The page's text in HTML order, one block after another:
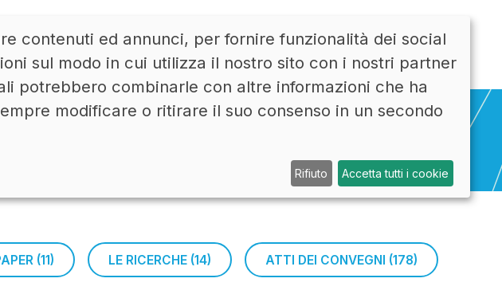
LINKEDIN CONTATTI ENG
(11) LE RICERCHE (14) ATTI DEI CONVEGNI (178)
contenuti ed annunci, per fornire funzionalità dei social
sul modo in cui utilizza il nostro sito con i nostri partner
potrebbero combinarle con altre informazioni che ha
modificare o ritirare il suo consenso in un secondo
Rifiuto Accetta tutti i cookie